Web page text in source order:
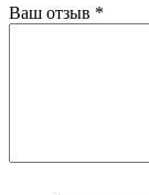
Ваш отзыв *